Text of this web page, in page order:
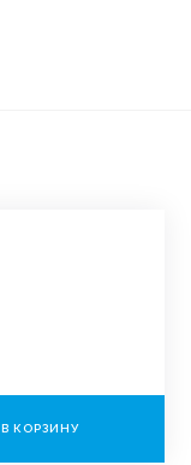
В КОРЗИНУ